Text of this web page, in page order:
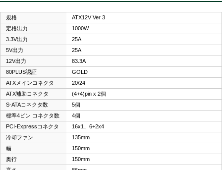
規格
ATX12V Ver 3
定格出力
1000W
3.3V出力
25A
5V出力
25A
12V出力
83.3A
80PLUS認証
GOLD
ATXメインコネクタ
20/24
ATX補助コネクタ
(4+4)pin x 2個
S-ATAコネクタ数
5個
標準4ピン コネクタ数
4個
PCI-Expressコネクタ
16x1、6+2x4
冷却ファン
135mm
幅
150mm
奥行
150mm